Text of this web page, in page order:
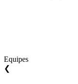
Equipes
❮